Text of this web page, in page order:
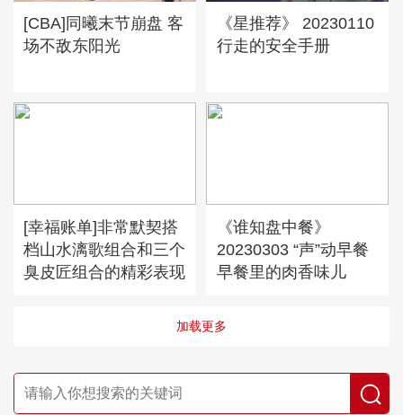
[CBA]同曦末节崩盘 客
场不敌东阳光
《星推荐》 20230110
行走的安全手册
[幸福账单]非常默契搭
档山水漓歌组合和三个
臭皮匠组合的精彩表现
《谁知盘中餐》
20230303 “声”动早餐
早餐里的肉香味儿
加载更多